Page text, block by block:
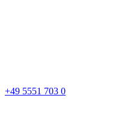
+49 5551 703 0